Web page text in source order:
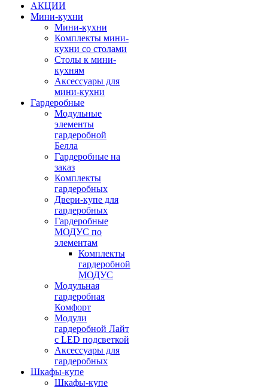
АКЦИИ
Мини-кухни
Мини-кухни
Комплекты мини-
кухни со столами
Столы к мини-
кухням
Аксессуары для
мини-кухни
Гардеробные
Модульные
элементы
гардеробной
Белла
Гардеробные на
заказ
Комплекты
гардеробных
Двери-купе для
гардеробных
Гардеробные
МОДУС по
элементам
Комплекты
гардеробной
МОДУС
Модульная
гардеробная
Комфорт
Модули
гардеробной Лайт
с LED подсветкой
Аксессуары для
гардеробных
Шкафы-купе
Шкафы-купе